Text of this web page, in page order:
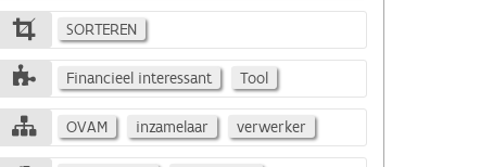
SORTEREN
Financieel interessant Tool
OVAM inzamelaar verwerker